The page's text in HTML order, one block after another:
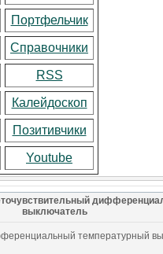
Портфельчик
Справочники
RSS
Калейдоскоп
Позитивчики
Youtube
выключатель
температурный